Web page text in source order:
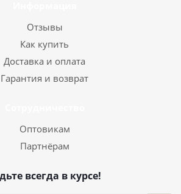
Отзывы
Как купить
Доставка и оплата
Гарантия и возврат
Оптовикам
Партнёрам
всегда в курсе!